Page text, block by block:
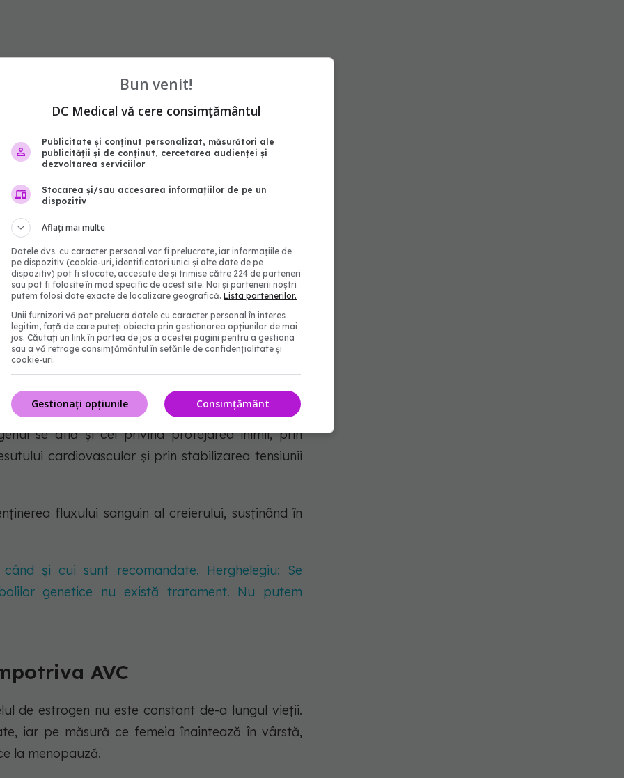
sunt:
la femei
sau terapiile hormonale cu estrogen cresc riscul
și hormoni, cercetătorii au investigat efectul pe
lungul vieții, și riscul de AVC. Estrogenul este
atât la femei, cât și la bărbați.
menstrual și în cadrul sistemului reproducător, în
pentru funcția sexuală.
se află și cel privind protejarea inimii, prin
cardiovascular și prin stabilizarea tensiunii
fluxului sanguin al creierului, susținând în
și cui sunt recomandate. Herghelegiu: Se
genetice nu există tratament. Nu putem
AVC
de estrogen nu este constant de-a lungul vieții.
iar pe măsură ce femeia înaintează în vârstă,
la menopauză.
Bun venit!
DC Medical vă cere consimțământul
Publicitate și conținut personalizat, măsurători ale
publicității și de conținut, cercetarea audienței și
dezvoltarea serviciilor
Stocarea și/sau accesarea informațiilor de pe un
dispozitiv
Aflați mai multe
Datele dvs. cu caracter personal vor fi prelucrate, iar informațiile de
pe dispozitiv (cookie-uri, identificatori unici și alte date de pe
dispozitiv) pot fi stocate, accesate de și trimise către 224 de parteneri
sau pot fi folosite în mod specific de acest site. Noi și partenerii noștri
putem folosi date exacte de localizare geografică. Lista partenerilor.
Unii furnizori vă pot prelucra datele cu caracter personal în interes
legitim, față de care puteți obiecta prin gestionarea opțiunilor de mai
jos. Căutați un link în partea de jos a acestei pagini pentru a gestiona
sau a vă retrage consimțământul în setările de confidențialitate și
cookie-uri.
Consimțământ
Gestionați opțiunile